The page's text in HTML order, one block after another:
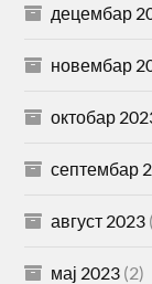
децембар
новембар
октобар
септембар
август 2023
мај 2023 (2)